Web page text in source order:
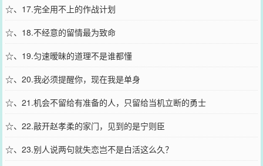
☆、17.完全用不上的作战计划
☆、18.不经意的留情最为致命
☆、19.匀速暧昧的道理不是谁都懂
☆、20.我必须提醒你，现在我是单身
☆、21.机会不留给有准备的人，只留给当机立断的勇士
☆、22.敲开赵孝柔的家门，见到的是宁则臣
☆、23.别人说两句就失恋岂不是白活这么久？